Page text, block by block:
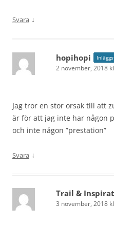
Svara ↓
hopihopi
2 november, 2018
Jag tror en stor orsak till att
är för att jag inte har någon
och inte någon ”prestation”
Svara ↓
Trail &
3 november, 2018